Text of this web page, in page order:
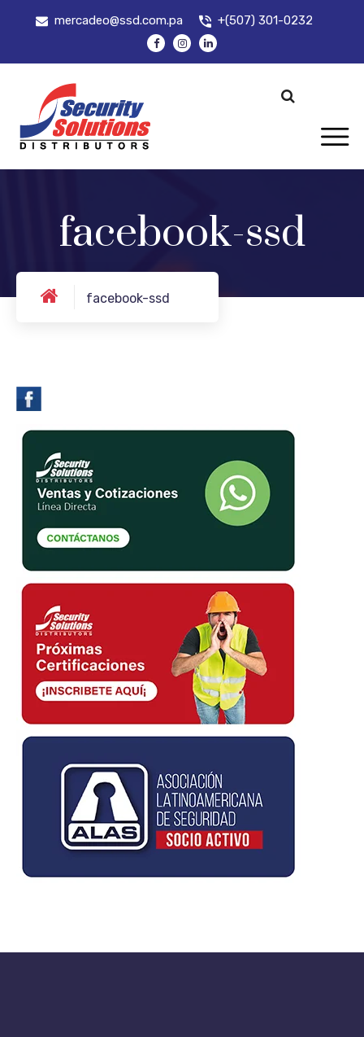
mercadeo@ssd.com.pa +(507) 301-0232
facebook-ssd
facebook-ssd